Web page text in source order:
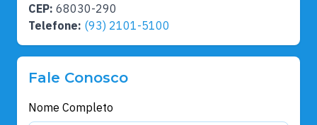
CEP: 68030-290
Telefone: (93) 2101-5100
Fale Conosco
Nome Completo